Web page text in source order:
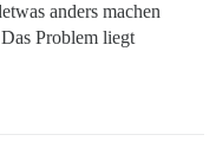
anders machen
Problem liegt